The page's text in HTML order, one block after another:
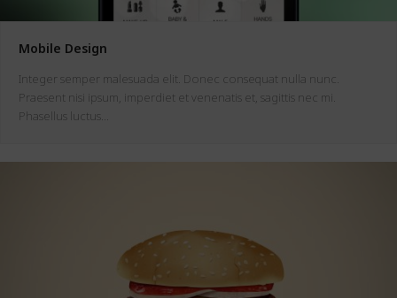
Mobile Design
Integer semper malesuada elit. Donec consequat nulla nunc.
Praesent nisi ipsum, imperdiet et venenatis et, sagittis nec mi.
Phasellus luctus…